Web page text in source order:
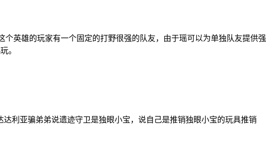
英雄的玩家有一个固定的打野很强的队友，由于瑶可以为单独队友提供强
。​
利亚骗弟弟说遗迹守卫是独眼小宝，说自己是推销独眼小宝的玩具推销